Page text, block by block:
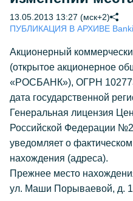
13.05.2013 13:27 (мск+2)
ПУБЛИКАЦИЯ В АРХИВЕ
Акционерный
(открытое акционерное
«РОСБАНК»), ОГРН
дата государственной
Генеральная лицензия
Российской Федерации
уведомляет о
нахождения (адреса).
Прежнее место
ул. Маши Порываевой, д.